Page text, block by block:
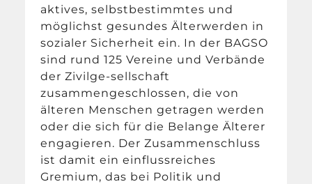
aktives, selbstbestimmtes und
möglichst gesundes Älterwerden in
sozialer Sicherheit ein. In der BAGSO
sind rund 125 Vereine und Verbände
der Zivilge-sellschaft
zusammengeschlossen, die von
älteren Menschen getragen werden
oder die sich für die Belange Älterer
engagieren. Der Zusammenschluss
ist damit ein einflussreiches
Gremium, das bei Politik und